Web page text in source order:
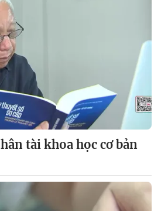
tài khoa học cơ bản